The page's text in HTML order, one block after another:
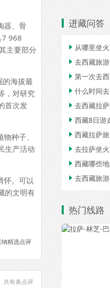
器、骨
7 968
主要部分
海拔最
，对研究
首次发
种子、
生产活动
怀。可以
的文明有
精选点评
共有条点评
进藏问答
 从哪里坐
 去西藏旅
 第一次去
 什么时间
 去西藏拉
 西藏8日游
 西藏拉萨
 去拉萨坐
 西藏哪些
 去西藏旅
热门线路